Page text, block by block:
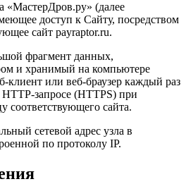
«МастерДров.ру» (далее
доступ к Сайту, посредством
сайт payraptor.ru.
фрагмент данных,
и хранимый на компьютере
клиент или веб-браузер каждый раз
HTTP-запросе (HTTPS) при
соответствующего сайта.
сетевой адрес узла в
по протоколу IP.